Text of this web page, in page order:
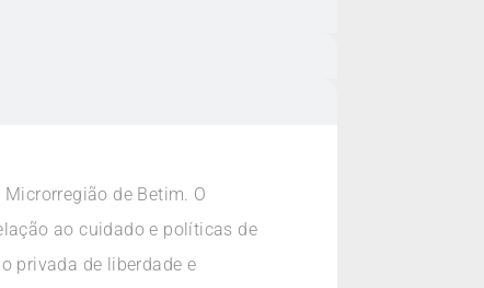
de Betim. O
ao cuidado e políticas de
privada de liberdade e